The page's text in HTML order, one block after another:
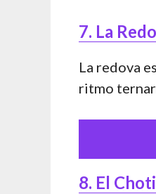
7. La
La redova
ritmo
8. El